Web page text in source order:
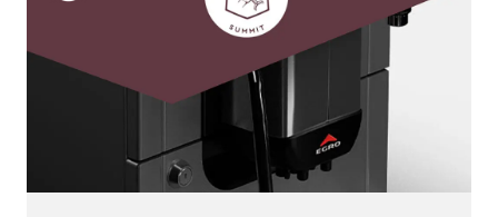
Nouvelles
Plus de